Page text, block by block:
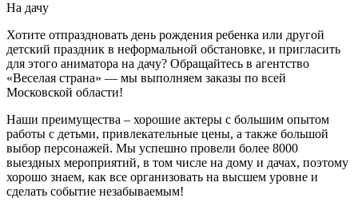
На дачу
Хотите отпраздновать день рождения ребенка или другой
детский праздник в неформальной обстановке, и пригласить
для этого аниматора на дачу? Обращайтесь в агентство
«Веселая страна» — мы выполняем заказы по всей
Московской области!
Наши преимущества – хорошие актеры с большим опытом
работы с детьми, привлекательные цены, а также большой
выбор персонажей. Мы успешно провели более 8000
выездных мероприятий, в том числе на дому и дачах, поэтому
хорошо знаем, как все организовать на высшем уровне и
сделать событие незабываемым!